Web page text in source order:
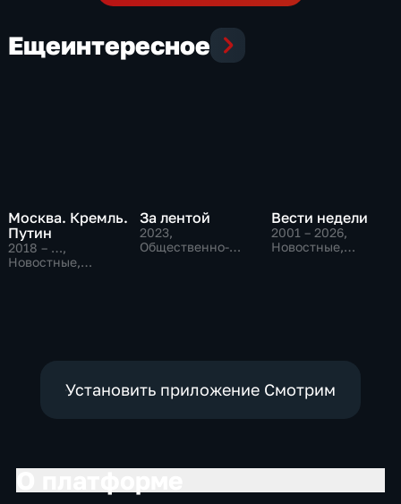
Ещеинтересное
Москва. Кремль.
Путин
2018 – …,
Новостные,
За лентой
2023,
Общественно-
Вести недели
2001 – 2026,
Новостные,
Установить приложение Смотрим